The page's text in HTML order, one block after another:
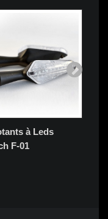
à Leds
F-01